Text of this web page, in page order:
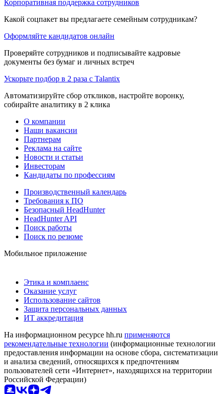
Корпоративная поддержка сотрудников
Какой соцпакет вы предлагаете семейным сотрудникам?
Оформляйте кандидатов онлайн
Проверяйте сотрудников и подписывайте кадровые
документы без бумаг и личных встреч
Ускорьте подбор в 2 раза с Talantix
Автоматизируйте сбор откликов, настройте воронку,
собирайте аналитику в 2 клика
О компании
Наши вакансии
Партнерам
Реклама на сайте
Новости и статьи
Инвесторам
Кандидаты по профессиям
Производственный календарь
Требования к ПО
Безопасный HeadHunter
HeadHunter API
Поиск работы
Поиск по резюме
Мобильное приложение
Этика и комплаенс
Оказание услуг
Использование сайтов
Защита персональных данных
ИТ аккредитация
На информационном ресурсе hh.ru применяются
рекомендательные технологии (информационные технологии
предоставления информации на основе сбора, систематизации
и анализа сведений, относящихся к предпочтениям
пользователей сети «Интернет», находящихся на территории
Российской Федерации)